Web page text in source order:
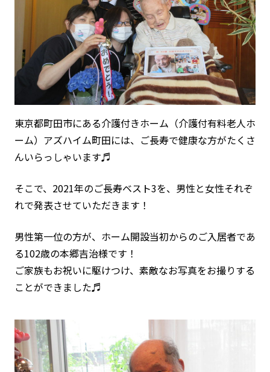
東京都町田市にある介護付きホーム（介護付有料老人ホ
ーム）アズハイム町田には、ご長寿で健康な方がたくさ
んいらっしゃいます♬
そこで、2021年のご長寿ベスト3を、男性と女性それぞ
れで発表させていただきます！
男性第一位の方が、ホーム開設当初からのご入居者であ
る102歳の本郷吉治様です！
ご家族もお祝いに駆けつけ、素敵なお写真をお撮りする
ことができました♬